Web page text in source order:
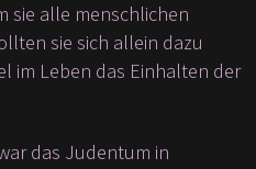
sie alle menschlichen
sie sich allein dazu
im Leben das Einhalten der
das Judentum in